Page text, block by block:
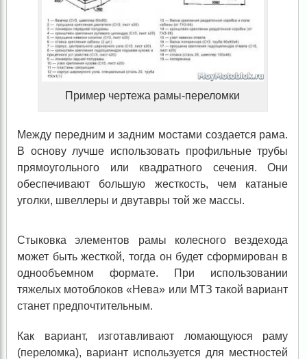
Пример чертежа рамы-переломки
Между передним и задним мостами создается рама.
В основу лучше использовать профильные трубы
прямоугольного или квадратного сечения. Они
обеспечивают большую жесткость, чем катаные
уголки, швеллеры и двутавры той же массы.
Стыковка элементов рамы колесного вездехода
может быть жесткой, тогда он будет сформирован в
однообъемном формате. При использовании
тяжелых мотоблоков «Нева» или МТЗ такой вариант
станет предпочтительным.
Как вариант, изготавливают ломающуюся раму
(переломка), вариант используется для местностей